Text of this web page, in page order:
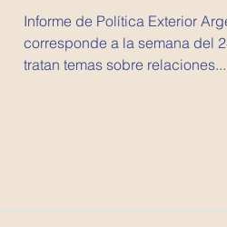
Informe de Política Exterior
corresponde a la semana del
tratan temas sobre relaciones...